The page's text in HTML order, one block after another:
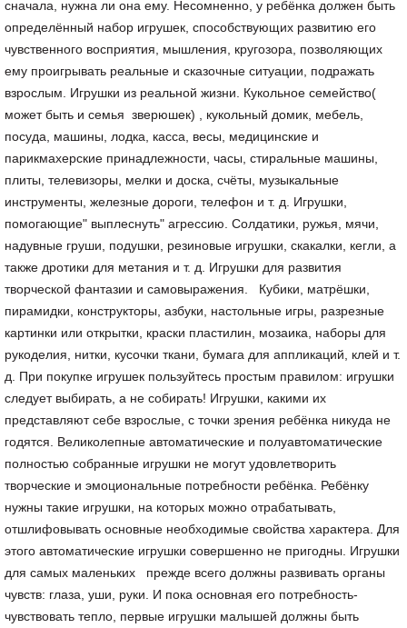
сначала, нужна ли она ему. Несомненно, у ребёнка должен быть
определённый набор игрушек, способствующих развитию его
чувственного восприятия, мышления, кругозора, позволяющих
ему проигрывать реальные и сказочные ситуации, подражать
взрослым. Игрушки из реальной жизни. Кукольное семейство(
может быть и семья зверюшек) , кукольный домик, мебель,
посуда, машины, лодка, касса, весы, медицинские и
парикмахерские принадлежности, часы, стиральные машины,
плиты, телевизоры, мелки и доска, счёты, музыкальные
инструменты, железные дороги, телефон и т. д. Игрушки,
помогающие" выплеснуть" агрессию. Солдатики, ружья, мячи,
надувные груши, подушки, резиновые игрушки, скакалки, кегли, а
также дротики для метания и т. д. Игрушки для развития
творческой фантазии и самовыражения. Кубики, матрёшки,
пирамидки, конструкторы, азбуки, настольные игры, разрезные
картинки или открытки, краски пластилин, мозаика, наборы для
рукоделия, нитки, кусочки ткани, бумага для аппликаций, клей и т.
д. При покупке игрушек пользуйтесь простым правилом: игрушки
следует выбирать, а не собирать! Игрушки, какими их
представляют себе взрослые, с точки зрения ребёнка никуда не
годятся. Великолепные автоматические и полуавтоматические
полностью собранные игрушки не могут удовлетворить
творческие и эмоциональные потребности ребёнка. Ребёнку
нужны такие игрушки, на которых можно отрабатывать,
отшлифовывать основные необходимые свойства характера. Для
этого автоматические игрушки совершенно не пригодны. Игрушки
для самых маленьких прежде всего должны развивать органы
чувств: глаза, уши, руки. И пока основная его потребность-
чувствовать тепло, первые игрушки малышей должны быть